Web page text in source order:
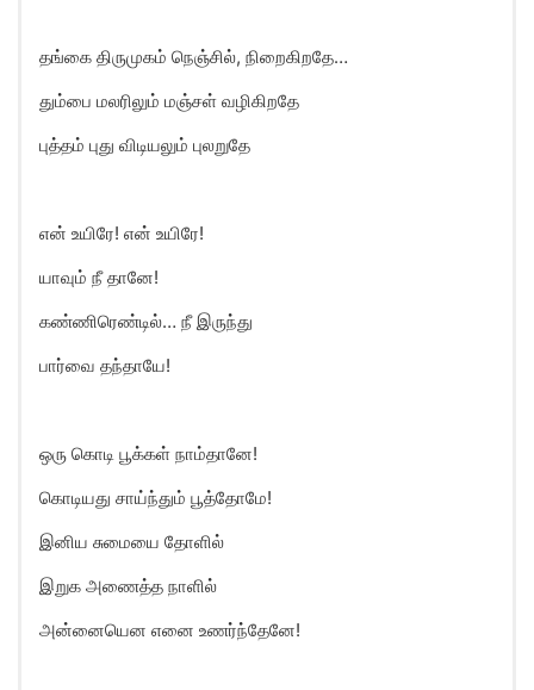
தங்கை திருமுகம் நெஞ்சில், நிறைகிறதே…
தும்பை மலரிலும் மஞ்சள் வழிகிறதே
புத்தம் புது விடியலும் புலறுதே
என் உயிரே! என் உயிரே!
யாவும் நீ தானே!
கண்ணிரெண்டில்… நீ இருந்து
பார்வை தந்தாயே!
ஒரு கொடி பூக்கள் நாம்தானே!
கொடியது சாய்ந்தும் பூத்தோமே!
இனிய சுமையை தோளில்
இறுக அணைத்த நாளில்
அன்னையென எனை உணர்ந்தேனே!